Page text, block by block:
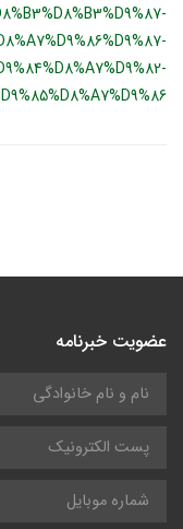
عضویت خبرنامه